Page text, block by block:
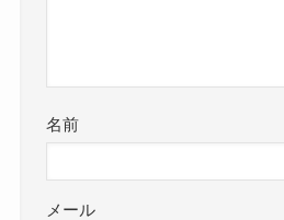
名前
メール